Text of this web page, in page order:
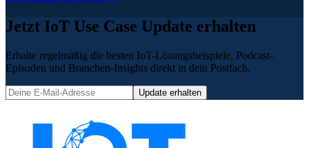
Jetzt IoT Use Case Update erhalten
Erhalte regelmäßig die besten IoT-Lösungsbeispiele, Podcast-
Episoden und Branchen-Insights direkt in dein Postfach.
Update erhalten